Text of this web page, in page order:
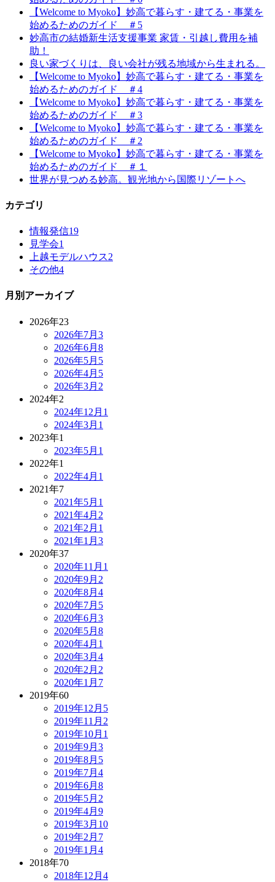
【Welcome to Myoko】妙高で暮らす・建てる・事業を
始めるためのガイド ＃5
妙高市の結婚新生活支援事業 家賃・引越し費用を補
助！
良い家づくりは、良い会社が残る地域から生まれる。
【Welcome to Myoko】妙高で暮らす・建てる・事業を
始めるためのガイド ＃4
【Welcome to Myoko】妙高で暮らす・建てる・事業を
始めるためのガイド ＃3
【Welcome to Myoko】妙高で暮らす・建てる・事業を
始めるためのガイド ＃2
【Welcome to Myoko】妙高で暮らす・建てる・事業を
始めるためのガイド ＃１
世界が見つめる妙高。観光地から国際リゾートへ
カテゴリ
情報発信19
見学会1
上越モデルハウス2
その他4
月別アーカイブ
2026年23
2026年7月 3
2026年6月 8
2026年5月 5
2026年4月 5
2026年3月 2
2024年2
2024年12月 1
2024年3月 1
2023年1
2023年5月 1
2022年1
2022年4月 1
2021年7
2021年5月 1
2021年4月 2
2021年2月 1
2021年1月 3
2020年37
2020年11月 1
2020年9月 2
2020年8月 4
2020年7月 5
2020年6月 3
2020年5月 8
2020年4月 1
2020年3月 4
2020年2月 2
2020年1月 7
2019年60
2019年12月 5
2019年11月 2
2019年10月 1
2019年9月 3
2019年8月 5
2019年7月 4
2019年6月 8
2019年5月 2
2019年4月 9
2019年3月 10
2019年2月 7
2019年1月 4
2018年70
2018年12月 4